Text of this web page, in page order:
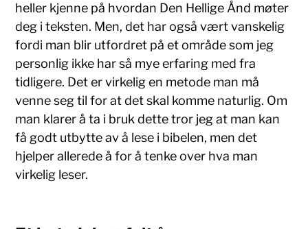
heller kjenne på hvordan Den Hellige Ånd møter
deg i teksten. Men, det har også vært vanskelig
fordi man blir utfordret på et område som jeg
personlig ikke har så mye erfaring med fra
tidligere. Det er virkelig en metode man må
venne seg til for at det skal komme naturlig. Om
man klarer å ta i bruk dette tror jeg at man kan
få godt utbytte av å lese i bibelen, men det
hjelper allerede å for å tenke over hva man
virkelig leser.